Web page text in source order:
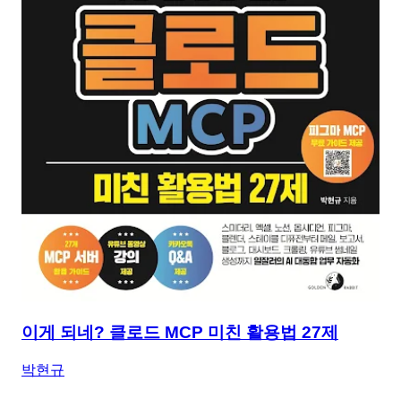
이게 되네? 클로드 MCP 미친 활용법 27제
박현규